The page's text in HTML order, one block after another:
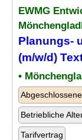
EWMG
Planungs-
(m/w/d)
•
Betriebliche
Tarifvertrag